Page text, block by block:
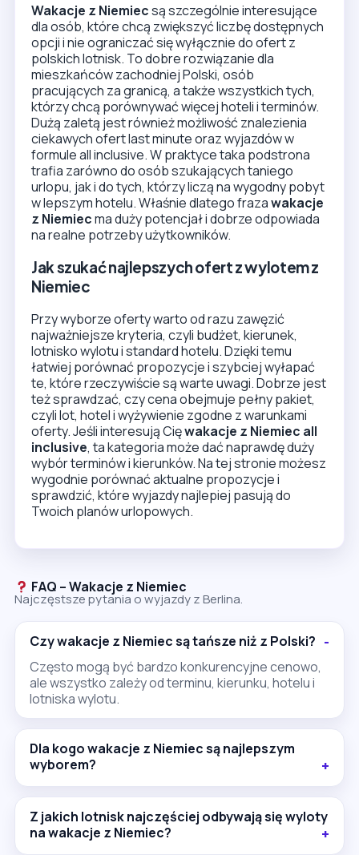
Wakacje z Niemiecsą szczególnie interesujące
dla osób, które chcą zwiększyć liczbę dostępnych
opcji i nie ograniczać się wyłącznie do ofert z
polskich lotnisk. To dobre rozwiązanie dla
mieszkańców zachodniej Polski, osób
pracujących za granicą, a także wszystkich tych,
którzy chcą porównywać więcej hoteli i terminów.
Dużą zaletą jest również możliwość znalezienia
ciekawych ofert last minute oraz wyjazdów w
formule all inclusive. W praktyce taka podstrona
trafia zarówno do osób szukających taniego
urlopu, jak i do tych, którzy liczą na wygodny pobyt
w lepszym hotelu. Właśnie dlatego frazawakacje
z Niemiecma duży potencjał i dobrze odpowiada
na realne potrzeby użytkowników.
Jak szukać najlepszych ofert z wylotem z
Niemiec
Przy wyborze oferty warto od razu zawęzić
najważniejsze kryteria, czyli budżet, kierunek,
lotnisko wylotu i standard hotelu. Dzięki temu
łatwiej porównać propozycje i szybciej wyłapać
te, które rzeczywiście są warte uwagi. Dobrze jest
też sprawdzać, czy cena obejmuje pełny pakiet,
czyli lot, hotel i wyżywienie zgodne z warunkami
oferty. Jeśli interesują Cięwakacje z Niemiec all
inclusive, ta kategoria może dać naprawdę duży
wybór terminów i kierunków. Na tej stronie możesz
wygodnie porównać aktualne propozycje i
sprawdzić, które wyjazdy najlepiej pasują do
Twoich planów urlopowych.
FAQ – Wakacje z Niemiec
Najczęstsze pytania o wyjazdy z Berlina.
Czy wakacje z Niemiec są tańsze niż z Polski?
Często mogą być bardzo konkurencyjne cenowo,
ale wszystko zależy od terminu, kierunku, hotelu i
lotniska wylotu.
Dla kogo wakacje z Niemiec są najlepszym
wyborem?
Z jakich lotnisk najczęściej odbywają się wyloty
na wakacje z Niemiec?